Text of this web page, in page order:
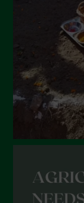
December 2021
November 2021
October 2021
September 2021
August 2021
May 2021
April 2021